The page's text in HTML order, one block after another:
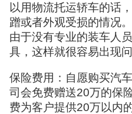
以用物流托运轿车的话
蹭或者外观受损的情况
由于没有专业的装车人
具，这样就很容易出现问
保险费用：自愿购买汽
司会免费赠送20万的保
费为客户提供20万以内